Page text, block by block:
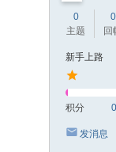
0
主题
0
回
新手上路
积分 0
发消息